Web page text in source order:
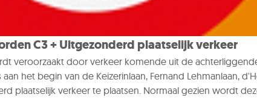
C3 + Uitgezonderd plaatselijk verkeer
veroorzaakt door verkeer komende uit de
het begin van de Keizerinlaan, Fernand Lehmanlaan,
plaatselijk verkeer te plaatsen. Normaal gezien wordt